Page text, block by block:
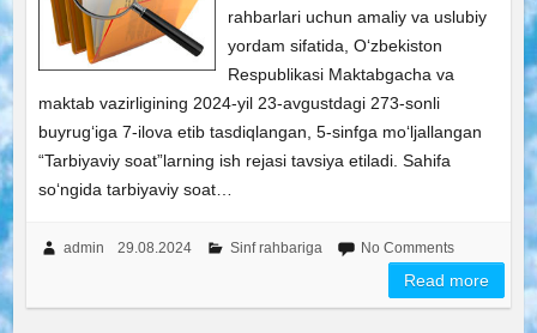
rahbarlari uchun amaliy va uslubiy
yordam sifatida, O‘zbekiston
Respublikasi Maktabgacha va
maktab vazirligining 2024-yil 23-avgustdagi 273-sonli
buyrug‘iga 7-ilova etib tasdiqlangan, 5-sinfga mo‘ljallangan
“Tarbiyaviy soat”larning ish rejasi tavsiya etiladi. Sahifa
so‘ngida tarbiyaviy soat…
admin 29.08.2024 Sinf rahbariga No Comments
Read more